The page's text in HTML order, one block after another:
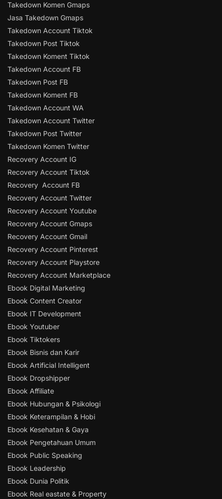
Takedown Komen Gmaps
Jasa Takedown Gmaps
Takedown Account Tiktok
Takedown Post Tiktok
Takedown Koment Tiktok
Takedown Account FB
Takedown Post FB
Takedown Koment FB
Takedown Account WA
Takedown Account Twitter
Takedown Post Twitter
Takedown Komen Twitter
Recovery Account IG
Recovery Account Tiktok
Recovery Account FB
Recovery Account Twitter
Recovery Account Youtube
Recovery Account Gmaps
Recovery Account Gmail
Recovery Account Pinterest
Recovery Account Playstore
Recovery Account Marketplace
Ebook Digital Marketing
Ebook Content Creator
Ebook IT Development
Ebook Youtuber
Ebook Tiktokers
Ebook Bisnis dan Karir
Ebook Artificial Intelligent
Ebook Dropshipper
Ebook Affiliate
Ebook Hubungan & Psikologi
Ebook Keterampilan & Hobi
Ebook Kesehatan & Gaya
Ebook Pengetahuan Umum
Ebook Public Speaking
Ebook Leadership
Ebook Dunia Politik
Ebook Real eastate & Property